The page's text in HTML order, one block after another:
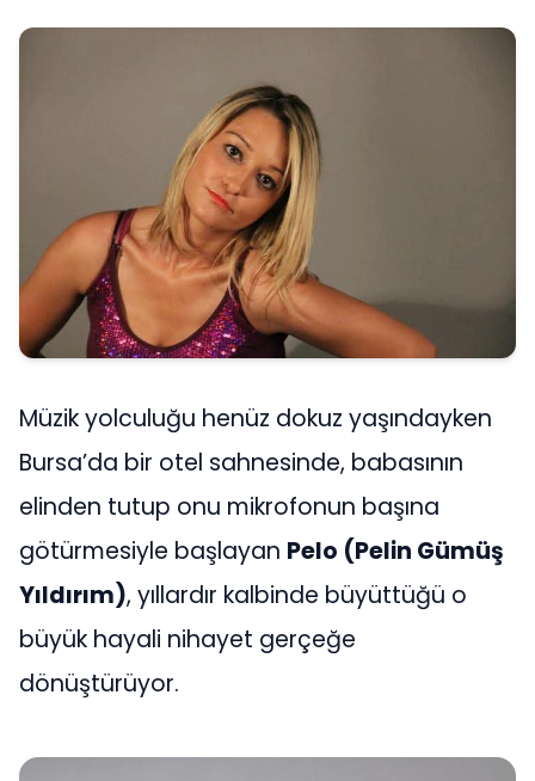
Müzik yolculuğu henüz dokuz yaşındayken
Bursa’da bir otel sahnesinde, babasının
elinden tutup onu mikrofonun başına
götürmesiyle başlayan Pelo (Pelin Gümüş
Yıldırım), yıllardır kalbinde büyüttüğü o
büyük hayali nihayet gerçeğe
dönüştürüyor.